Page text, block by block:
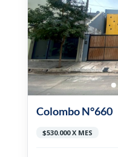
Colombo N°660
$530.000 X MES